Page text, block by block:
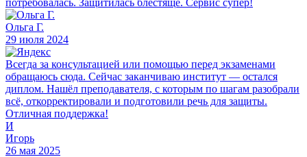
Ольга Г.
29 июля 2024
Всегда за консультацией или помощью перед экзаменами
обращаюсь сюда. Сейчас заканчиваю институт — остался
диплом. Нашёл преподавателя, с которым по шагам разобрали
всё, откорректировали и подготовили речь для защиты.
Отличная поддержка!
И
Игорь
26 мая 2025